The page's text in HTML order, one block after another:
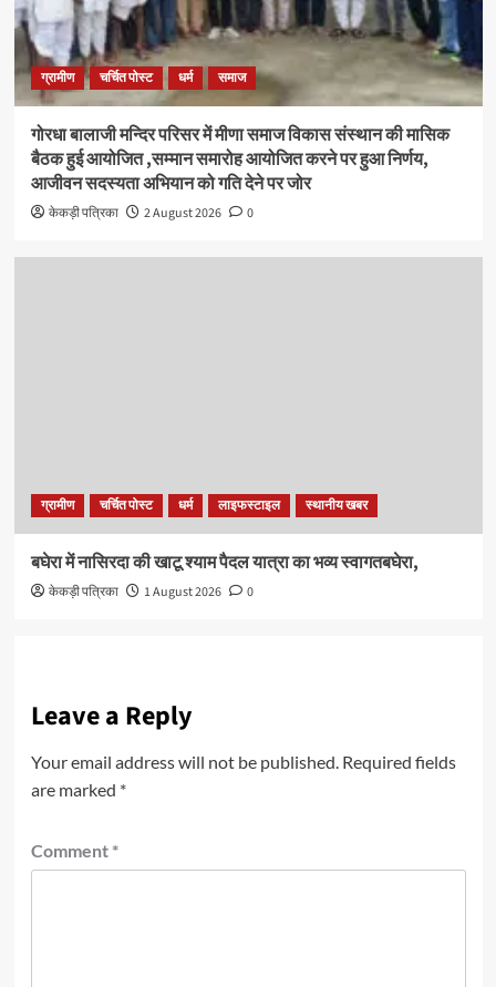
ग्रामीण चर्चित पोस्ट धर्म समाज
गोरधा बालाजी मन्दिर परिसर में मीणा समाज विकास संस्थान की मासिक
बैठक हुई आयोजित ,सम्मान समारोह आयोजित करने पर हुआ निर्णय,
आजीवन सदस्यता अभियान को गति देने पर जोर
केकड़ी पत्रिका 2 August 2026 0
ग्रामीण चर्चित पोस्ट धर्म लाइफस्टाइल स्थानीय खबर
बघेरा में नासिरदा की खाटू श्याम पैदल यात्रा का भव्य स्वागतबघेरा,
केकड़ी पत्रिका 1 August 2026 0
Leave a Reply
Your email address will not be published. Required fields
are marked *
Comment *